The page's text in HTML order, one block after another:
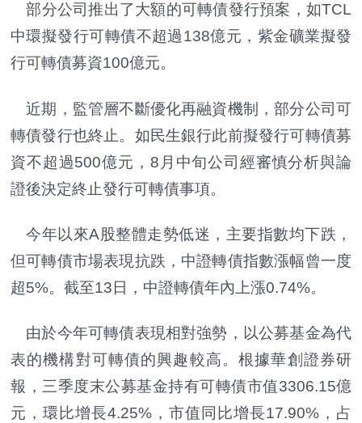
部分公司推出了大額的可轉債發行預案，如TCL
中環擬發行可轉債不超過138億元，紫金礦業擬發
行可轉債募資100億元。
近期，監管層不斷優化再融資機制，部分公司可
轉債發行也終止。如民生銀行此前擬發行可轉債募
資不超過500億元，8月中旬公司經審慎分析與論
證後決定終止發行可轉債事項。
今年以來A股整體走勢低迷，主要指數均下跌，
但可轉債市場表現抗跌，中證轉債指數漲幅曾一度
超5%。截至13日，中證轉債年內上漲0.74%。
由於今年可轉債表現相對強勢，以公募基金為代
表的機構對可轉債的興趣較高。根據華創證券研
報，三季度末公募基金持有可轉債市值3306.15億
元，環比增長4.25%，市值同比增長17.90%，占